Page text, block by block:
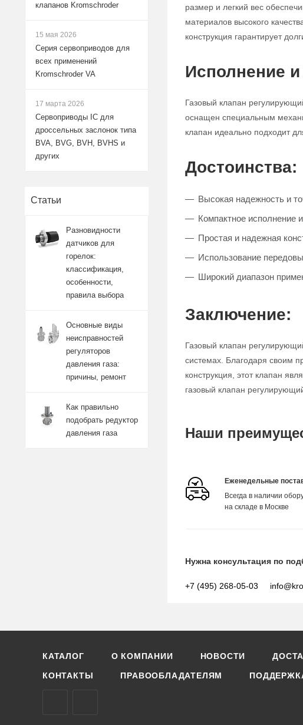
размер и легкий вес
материалов высокого
конструкция гарантирует
Исполнение
Газовый клапан
оснащен специальным
клапан идеально подходит
Достоинства:
Высокая надежность и
Компактное исполнение
Простая и надежная
Использование
Широкий диапазон
Заключение:
Газовый клапан
системах. Благодаря своим
конструкция, этот клапан
газовый клапан
Наши
Еженедельные
Всегда в наличии
на складе в Москве
Нужна консультация по
+7 (495) 268-05-03
клапанов Kromschroder
15 мая 2026
Серия сервоприводов для
всех применений
Kromschroder VA
17 марта 2026
Сервоприводы IC для
дроссельных заслонок типа
BVA, BVG, BVH, BVHS и
других
Статьи
Разновидности
датчиков для
горелок:
классификация,
особенности,
правила выбора
Основные виды
неисправностей
регуляторов
давления газа:
причины, ремонт
Как правильно
подобрать редуктор
давления газа
КАТАЛОГ О КОМПАНИИ НОВОСТИ
КОНТАКТЫ ПРАВООБЛАДАТЕЛЯМ